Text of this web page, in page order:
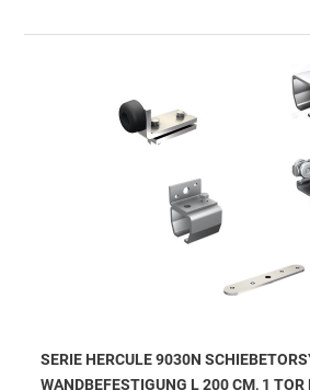
SERIE HERCULE 9030N
WANDBEFESTIGUNG L 200 CM, 1 TOR